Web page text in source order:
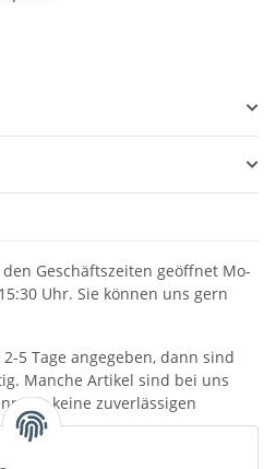
Geschäftszeiten geöffnet Mo-
Uhr. Sie können uns gern
5 Tage angegeben, dann sind
Manche Artikel sind bei uns
wir keine zuverlässigen